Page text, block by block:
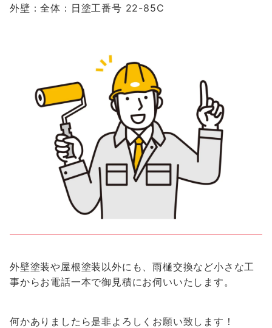
外壁：全体：日塗工番号 22-85C
外壁塗装や屋根塗装以外にも、雨樋交換など小さな工
事からお電話一本で御見積にお伺いいたします。
何かありましたら是非よろしくお願い致します！